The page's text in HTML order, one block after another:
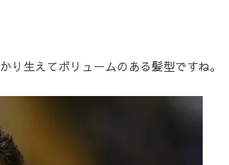
り生えてボリュームのある髪型ですね。